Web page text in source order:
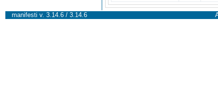
manifesti v. 3.14.6 / 3.14.6